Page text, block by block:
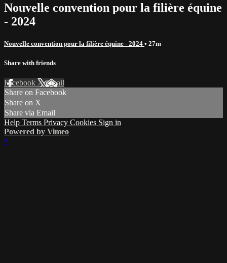
Nouvelle convention pour la filière équine
- 2024
Nouvelle convention pour la filière équine - 2024 • 27m
Share with friends
Facebook XEmail
Share on Facebook
Share on X
Share via Email
Help Terms Privacy Cookies Sign in
Powered by Vimeo
×